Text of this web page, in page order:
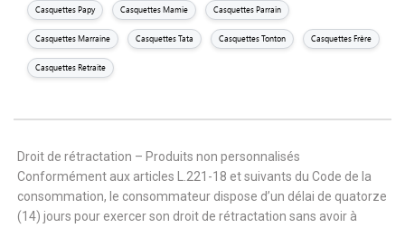
Casquettes Papy Casquettes Mamie Casquettes Parrain
Casquettes Marraine Casquettes Tata Casquettes Tonton Casquettes Frère
Casquettes Retraite
Droit de rétractation – Produits non personnalisés
Conformément aux articles L.221-18 et suivants du Code de la
consommation, le consommateur dispose d’un délai de quatorze
(14) jours pour exercer son droit de rétractation sans avoir à